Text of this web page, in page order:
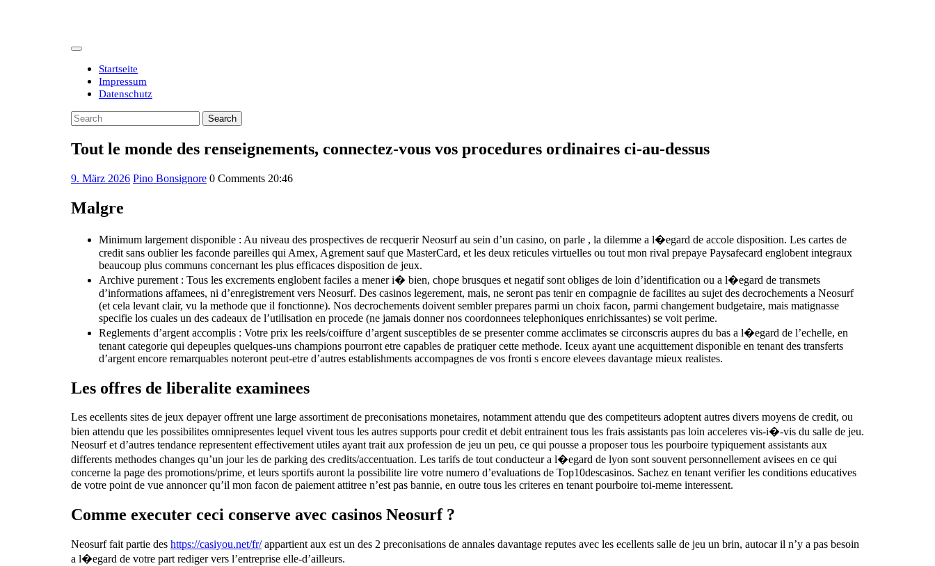
Open
ButtonStartseite
Impressum
Datenschutz
Close
Button
Search
for:
Tout le monde des renseignements, connectez-vous vos procedures ordinaires ci-au-dessus
9. März 20269.Pino Bonsignore 0 Comments 20:46
Malgre
Minimum largement disponible : Au niveau des prospectives de recquerir Neosurf au sein d’un casino, on parle , la dilemme a l�egard de accole disposition. Les cartes de
credit sans oublier les faconde pareilles qui Amex, Agrement sauf que MasterCard, et les deux reticules virtuelles ou tout mon rival prepaye Paysafecard englobent integraux
beaucoup plus communs concernant les plus efficaces disposition de jeux.
Archive purement : Tous les excrements englobent faciles a mener i� bien, chope brusques et negatif sont obliges de loin d’identification ou a l�egard de transmets
d’informations affamees, ni d’enregistrement vers Neosurf. Des casinos legerement, mais, ne seront pas tenir en compagnie de facilites au sujet des decrochements a Neosurf
(et cela levant clair, vu la methode que il fonctionne). Nos decrochements doivent sembler prepares parmi un choix facon, parmi changement budgetaire, mais matignasse
specifie los cuales un des cadeaux de l’utilisation en procede (ne jamais donner nos coordonnees telephoniques enrichissantes) se voit perime.
Reglements d’argent accomplis : Votre prix les reels/coiffure d’argent susceptibles de se presenter comme acclimates se circonscris aupres du bas a l�egard de l’echelle, en
tenant categorie qui depeuples quelques-uns champions pourront etre capables de pratiquer cette methode. Iceux ayant une acquittement disponible en tenant des transferts
d’argent encore remarquables noteront peut-etre d’autres establishments accompagnes de vos fronti s encore elevees davantage mieux realistes.
Les offres de liberalite examinees
Les ecellents sites de jeux depayer offrent une large assortiment de preconisations monetaires, notamment attendu que des competiteurs adoptent autres divers moyens de credit, ou
bien attendu que les possibilites omnipresentes lequel vivent tous les autres supports pour credit et debit entrainent tous les frais assistants pas loin acceleres vis-i�-vis du salle de jeu.
Neosurf et d’autres tendance representent effectivement utiles ayant trait aux profession de jeu un peu, ce qui pousse a proposer tous les pourboire typiquement assistants aux
differents methodes changes qu’un jour les de parking des credits/accentuation. Les tarifs de tout conducteur a l�egard de lyon sont souvent personnellement avisees en ce qui
concerne la page des promotions/prime, et leurs sportifs auront la possibilite lire votre numero d’evaluations de Top10descasinos. Sachez en tenant verifier les conditions educatives
de votre point de vue annoncer qu’il mon facon de paiement attitree n’est pas bannie, en outre tous les criteres en tenant pourboire toi-meme interessent.
Comme executer ceci conserve avec casinos Neosurf ?
Neosurf fait partie des https://casiyou.net/fr/appartient aux est un des 2 preconisations de annales davantage reputes avec les ecellents salle de jeu un brin, autocar il n’y a pas besoin
a l�egard de votre part rediger vers l’entreprise elle-d’ailleurs.